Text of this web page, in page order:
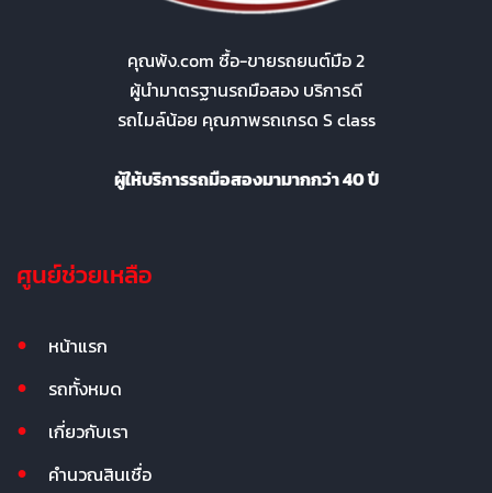
คุณพ้ง.com ซื้อ-ขายรถยนต์มือ 2
ผู้นำมาตรฐานรถมือสอง บริการดี
รถไมล์น้อย คุณภาพรถเกรด S class
ผู้ให้บริการรถมือสองมามากกว่า 40 ปี
ศูนย์ช่วยเหลือ
หน้าแรก
รถทั้งหมด
เกี่ยวกับเรา
คำนวณสินเชื่อ